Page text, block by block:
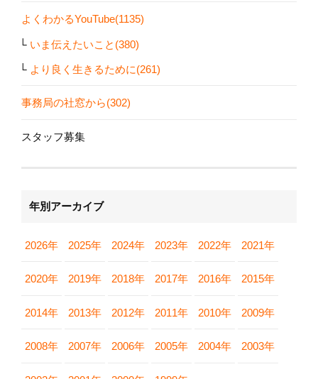
よくわかるYouTube(1135)
いま伝えたいこと(380)
より良く生きるために(261)
事務局の社窓から(302)
スタッフ募集
年別アーカイブ
2026年 2025年 2024年 2023年 2022年 2021年
2020年 2019年 2018年 2017年 2016年 2015年
2014年 2013年 2012年 2011年 2010年 2009年
2008年 2007年 2006年 2005年 2004年 2003年